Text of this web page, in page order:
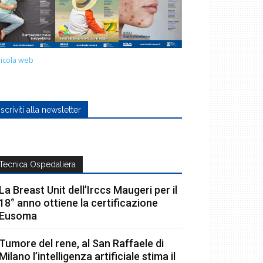
web
alla newsletter
Ospedaliera
Breast Unit dell’Irccs Maugeri per il
anno ottiene la certificazione
del rene, al San Raffaele di
l’intelligenza artificiale stima il